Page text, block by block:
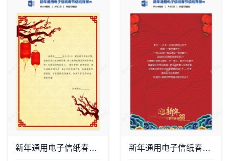
新年通用电子信纸春节信纸背景word模板(17) 新年通用电子信纸春节信纸背景word模板(5)